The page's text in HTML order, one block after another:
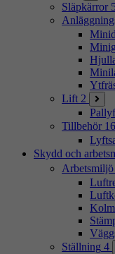
Släpkärror
Lift 2
Tillbehör 16
Skydd och
Arbetsmiljö
Ställning 4